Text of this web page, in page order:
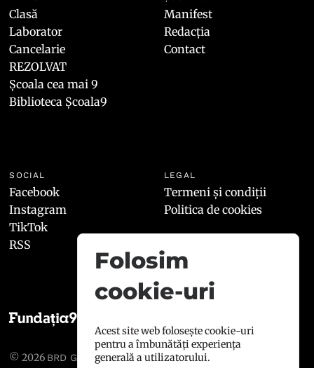
Clasă
Laborator
Cancelarie
REZOLVAT
Școala cea mai 9
Biblioteca Școala9
Manifest
Redacția
Contact
SOCIAL
Facebook
Instagram
TikTok
RSS
LEGAL
Termeni și condiții
Politica de cookies
© 2026 BRD GROUPE SOCIÉTÉ GÉNÉRALE
Folosim
cookie-uri
Acest site web folosește cookie-uri
pentru a îmbunătăți experiența
generală a utilizatorului.